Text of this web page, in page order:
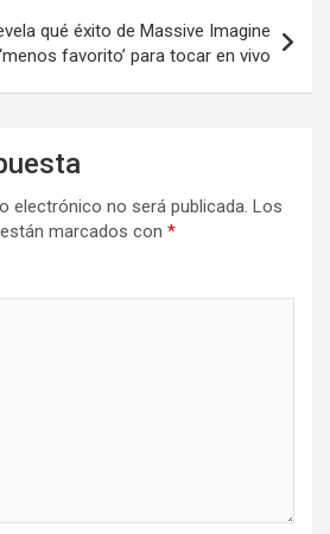
qué éxito de Massive Imagine
favorito’ para tocar en vivo
electrónico no será publicada. Los
marcados con *